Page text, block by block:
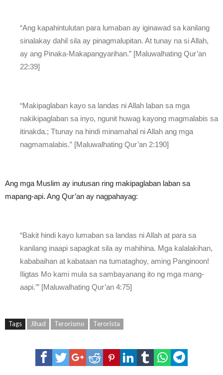
“Ang kapahintulutan para lumaban ay iginawad sa kanilang
sinalakay dahil sila ay pinagmalupitan. At tunay na si Allah,
ay ang Pinaka-Makapangyarihan.” [Maluwalhating Qur’an
22:39]
“Makipaglaban kayo sa landas ni Allah laban sa mga
nakikipaglaban sa inyo, ngunit huwag kayong magmalabis sa
itinakda.; Ttunay na hindi minamahal ni Allah ang mga
nagmamalabis.” [Maluwalhating Qur’an 2:190]
Ang mga Muslim ay inutusan ring makipaglaban laban sa
mapang-api. Ang Qur’an ay nagpahayag:
“Bakit hindi kayo lumaban sa landas ni Allah at para sa
kanilang inaapi sapagkat sila ay mahihina. Mga kalalakihan,
kababaihan at kabataan na tumataghoy, aming Panginoon!
Iligtas Mo kami mula sa sambayanang ito ng mga mang-
aapi.’” [Maluwalhating Qur’an 4:75]
Tags Jihad Terorismo Terorista